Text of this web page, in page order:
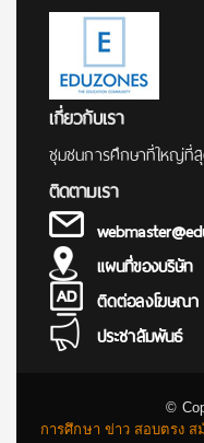
เกี่ยวกับเรา
ชุมชนการศึกษาที่ใหญ่ที่สุ
ติดตามเรา
แผนที่ของบริษัท
ติดต่อลงโฆษณา
ประชาสัมพันธ์
©
การศึกษา ข่าว สอบตรง